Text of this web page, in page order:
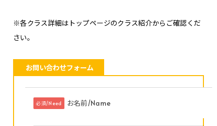
※各クラス詳細はトップページのクラス紹介からご確認くだ
さい。
お問い合わせフォーム
必須/Need お名前/Name